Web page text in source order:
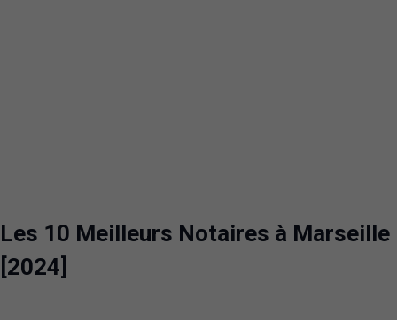
Les 10 Meilleurs Notaires à Marseille
[2024]